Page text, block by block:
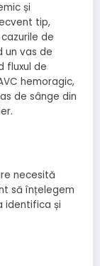
și
tip,
de
un vas de
fluxul de
hemoragic,
de sânge din
necesită
să înțelegem
identifica și